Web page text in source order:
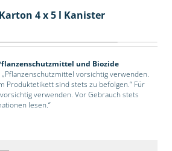
Karton 4 x 5 l Kanister
und Biozide
vorsichtig verwenden.
Produktetikett sind stets zu befolgen.“ Für
verwenden. Vor Gebrauch stets
lesen.“